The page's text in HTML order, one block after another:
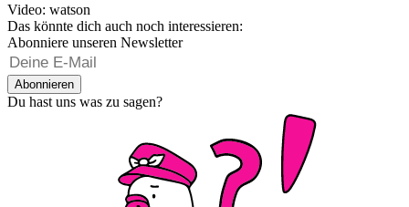
Video: watson
Das könnte dich auch noch interessieren:
Abonniere unseren Newsletter
Abonnieren
Du hast uns was zu sagen?